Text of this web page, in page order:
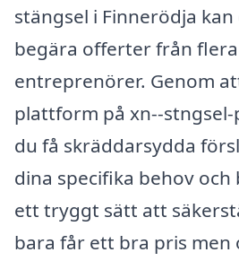
stängsel i Finnerödja
begära offerter från
entreprenörer. Genom
plattform på xn--stngsel-
du få skräddarsydda
dina specifika behov
ett tryggt sätt att
bara får ett bra pris men